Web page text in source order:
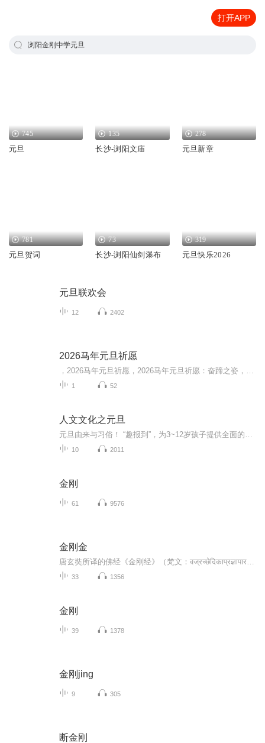
打开APP
浏阳金刚中学元旦
745
元旦
135
长沙-浏阳文庙
278
元旦新章
781
元旦贺词
73
长沙-浏阳仙剑瀑布
319
元旦快乐2026
元旦联欢会
12 2402
2026马年元旦祈愿
1 52
人文文化之元旦
10 2011
金刚
61 9576
金刚金
33 1356
金刚
39 1378
金刚jing
9 305
断金刚